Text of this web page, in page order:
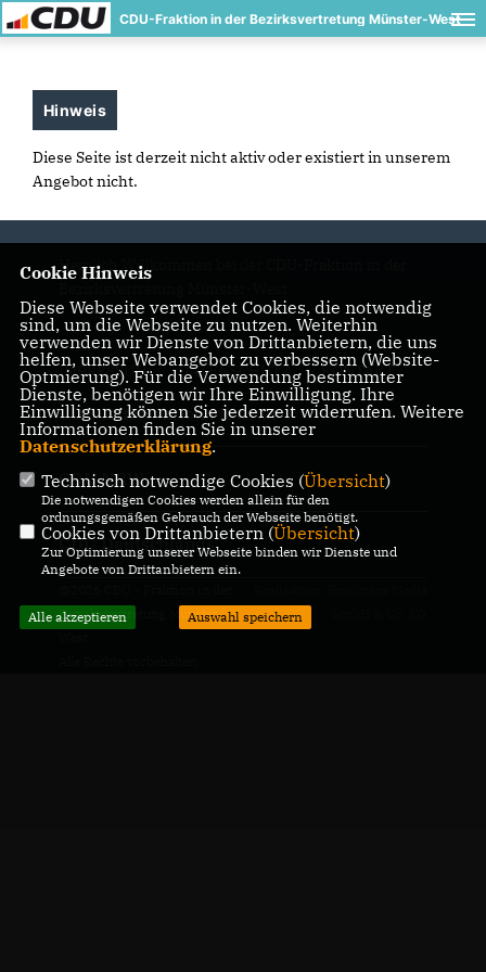
CDU-Fraktion in der Bezirksvertretung Münster-West
Hinweis
Diese Seite ist derzeit nicht aktiv oder existiert in unserem
Angebot nicht.
Herzlich Willkommen bei der CDU-Fraktion in der
IMPRESSUM DATENSCHUTZ KONTAKT
CDU Ratsfraktion Münster
CDU NRW
CDU Deutschlands
Bezirksvertretung Münster-
Cookie Hinweis
Diese Webseite verwendet Cookies, die notwendig
sind, um die Webseite zu nutzen. Weiterhin
verwenden wir Dienste von Drittanbietern, die uns
helfen, unser Webangebot zu verbessern (Website-
Optmierung). Für die Verwendung bestimmter
Dienste, benötigen wir Ihre Einwilligung. Ihre
Einwilligung können Sie jederzeit widerrufen. Weitere
Informationen finden Sie in unserer
Datenschutzerklärung.
Technisch notwendige Cookies (Übersicht)
Die notwendigen Cookies werden allein für den
ordnungsgemäßen Gebrauch der Webseite benötigt.
Cookies von Drittanbietern (Übersicht)
Zur Optimierung unserer Webseite binden wir Dienste und
Angebote von Drittanbietern ein.
Alle akzeptieren Auswahl speichern